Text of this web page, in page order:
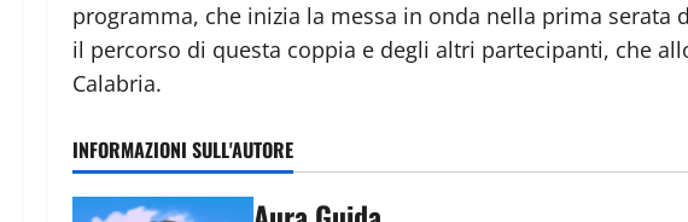
programma, che inizia la messa in onda nella prima
il percorso di questa coppia e degli altri partecipanti, che
Calabria.
INFORMAZIONI SULL'AUTORE